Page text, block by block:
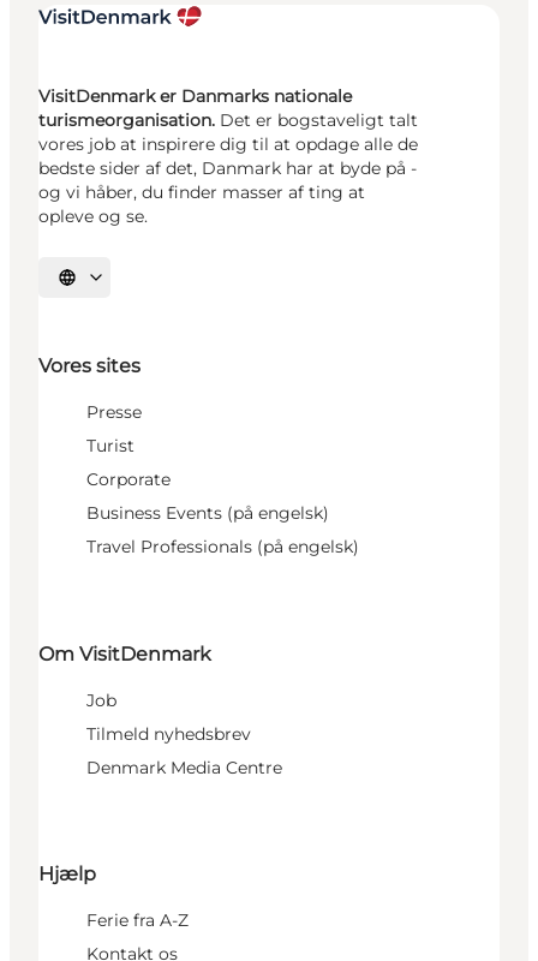
VisitDenmark er Danmarks nationale
turismeorganisation. Det er bogstaveligt talt
vores job at inspirere dig til at opdage alle de
bedste sider af det, Danmark har at byde på -
og vi håber, du finder masser af ting at
opleve og se.
Vælg sprog
Vores sites
Presse
Turist
Corporate
Business Events (på engelsk)
Travel Professionals (på engelsk)
Om VisitDenmark
Job
Tilmeld nyhedsbrev
Denmark Media Centre
Hjælp
Ferie fra A-Z
Kontakt os